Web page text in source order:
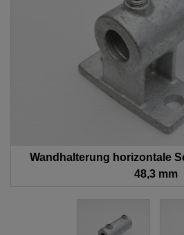
Wandhalterung horizontale
48,3 mm